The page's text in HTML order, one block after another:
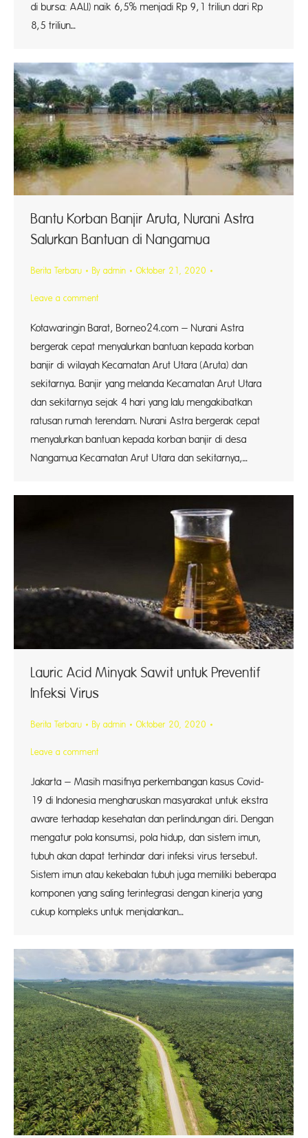
di bursa: AALI) naik 6,5% menjadi Rp 9,1 triliun dari Rp
8,5 triliun…
Bantu Korban Banjir Aruta, Nurani Astra
Salurkan Bantuan di Nangamua
Berita Terbaru By admin Oktober 21, 2020
Leave a comment
Kotawaringin Barat, Borneo24.com – Nurani Astra
bergerak cepat menyalurkan bantuan kepada korban
banjir di wilayah Kecamatan Arut Utara (Aruta) dan
sekitarnya. Banjir yang melanda Kecamatan Arut Utara
dan sekitarnya sejak 4 hari yang lalu mengakibatkan
ratusan rumah terendam. Nurani Astra bergerak cepat
menyalurkan bantuan kepada korban banjir di desa
Nangamua Kecamatan Arut Utara dan sekitarnya,…
Lauric Acid Minyak Sawit untuk Preventif
Infeksi Virus
Berita Terbaru By admin Oktober 20, 2020
Leave a comment
Jakarta – Masih masifnya perkembangan kasus Covid-
19 di Indonesia mengharuskan masyarakat untuk ekstra
aware terhadap kesehatan dan perlindungan diri. Dengan
mengatur pola konsumsi, pola hidup, dan sistem imun,
tubuh akan dapat terhindar dari infeksi virus tersebut.
Sistem imun atau kekebalan tubuh juga memiliki beberapa
komponen yang saling terintegrasi dengan kinerja yang
cukup kompleks untuk menjalankan…